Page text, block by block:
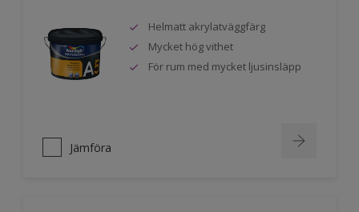
Helmatt akrylatväggfärg
Mycket hög vithet
För rum med mycket ljusinsläpp
Jämföra